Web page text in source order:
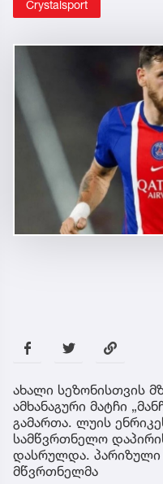
Crystalsport
ახალი სეზონისთვის
ამხანაგური მატჩი
გამართა. ლუის
სამწვრთნელო
დასრულდა. პარიზული
მწვრთნელმა